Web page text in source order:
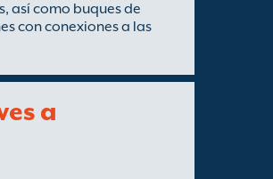
así como buques de
con conexiones a las
a